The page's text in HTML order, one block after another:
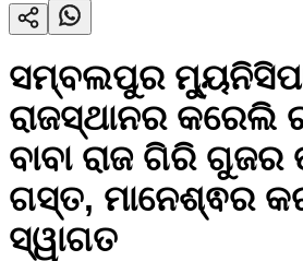
ସମ୍ବଲପୁର
ରାଜସ୍ଥାନର କରେଲି
ବାବା ରାଜ ଗିରି ଗୁଜର
ଗସ୍ତ, ମାନେଶ୍ଵର
ସ୍ୱାଗତ